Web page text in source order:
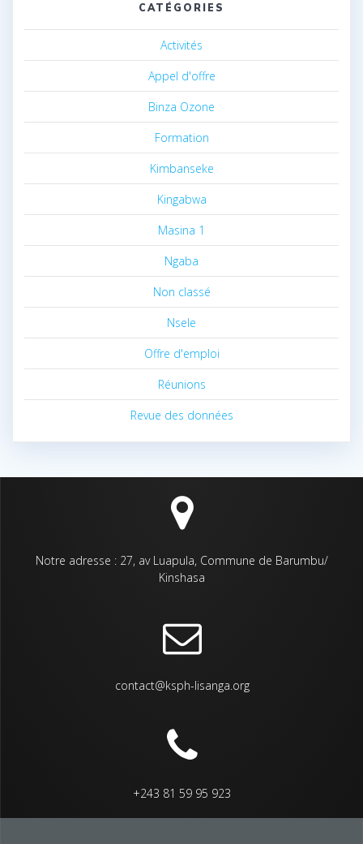
CATÉGORIES
Activités
Appel d'offre
Binza Ozone
Formation
Kimbanseke
Kingabwa
Masina 1
Ngaba
Non classé
Nsele
Offre d'emploi
Réunions
Revue des données
Notre adresse : 27, av Luapula, Commune de Barumbu/
Kinshasa
contact@ksph-lisanga.org
+243 81 59 95 923